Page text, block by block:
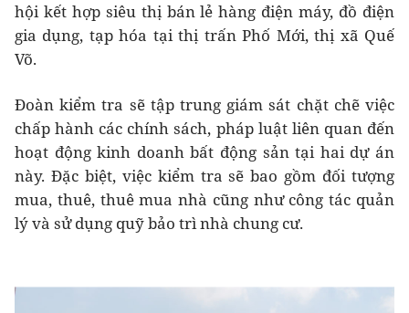
hội kết hợp siêu thị bán lẻ hàng điện máy, đồ điện
gia dụng, tạp hóa tại thị trấn Phố Mới, thị xã Quế
Võ.
Đoàn kiểm tra sẽ tập trung giám sát chặt chẽ việc
chấp hành các chính sách, pháp luật liên quan đến
hoạt động kinh doanh bất động sản tại hai dự án
này. Đặc biệt, việc kiểm tra sẽ bao gồm đối tượng
mua, thuê, thuê mua nhà cũng như công tác quản
lý và sử dụng quỹ bảo trì nhà chung cư.